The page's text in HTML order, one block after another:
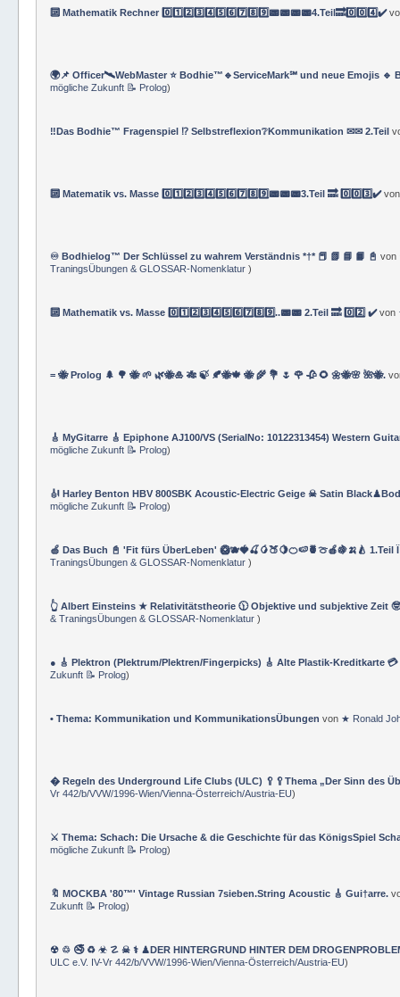
🔟 Mathematik Rechner 0️⃣1️⃣2️⃣3️⃣4️⃣5️⃣6️⃣7️⃣8️⃣9️⃣📟📟📟📟4.Teil🔜0️⃣0️⃣4️⃣✔️
🌍📌 Officer🛰WebMaster ⭐️ Bodhie™🔹ServiceMark℠ und neue Emojis 🔹
mögliche Zukunft 📝 Prolog)
‼️Das Bodhie™ Fragenspiel ⁉️ Selbstreflexion❔Kommunikation ✉✉ 2.Teil
🔟 Matematik vs. Masse 0️⃣1️⃣2️⃣3️⃣4️⃣5️⃣6️⃣7️⃣8️⃣9️⃣📟📟📟3.Teil 🔜 0️⃣0️⃣3️⃣✔️
♾️ Bodhielog™ Der Schlüssel zu wahrem Verständnis *†* 📕 📗 📘 📙 📓von
TraningsÜbungen & GLOSSAR-Nomenklatur)
🔟 Mathematik vs. Masse 0️⃣1️⃣2️⃣3️⃣4️⃣5️⃣6️⃣7️⃣8️⃣9️⃣..📟📟 2.Teil 🔜 0️⃣2️⃣ ✔️von
= 🐝 Prolog 🌲 🌳 🐝 🌱 🌿🐝🎍 🎋 🍃 🍂🐝🍁 🐝 🌾 💐 🌷 🌹 🥀 🌻 🌼🐝🌸 🌺🐝.
🎸 MyGitarre 🎸 Epiphone AJ100/VS (SerialNo: 10122313454) Western
mögliche Zukunft 📝 Prolog)
🎻 Harley Benton HBV 800SBK Acoustic-Electric Geige ☠ Satin
mögliche Zukunft 📝 Prolog)
🍏 Das Buch 📓 'Fit fürs ÜberLeben' 🥝🫐🍓🍒🥭🍑🍋🍊🍉🍍🍈🍎🍇🍌🍐 1.Teil
TraningsÜbungen & GLOSSAR-Nomenklatur)
👆 Albert Einsteins ★ Relativitätstheorie 🕦 Objektive und subjektive Zeit
& TraningsÜbungen & GLOSSAR-Nomenklatur)
● 🎸 Plektron (Plektrum/Plektren/Fingerpicks) 🎸 Alte Plastik-Kreditkarte
Zukunft 📝 Prolog)
• Thema: Kommunikation und KommunikationsÜbungen von ★ Ronald
� Regeln des Underground Life Clubs (ULC) 🥄🥄Thema „Der Sinn des
Vr 442/b/VVW/1996-Wien/Vienna-Österreich/Austria-EU)
⚔ Thema: Schach: Die Ursache & die Geschichte für das KönigsSpiel
mögliche Zukunft 📝 Prolog)
🔖 MOCKBA '80™' Vintage Russian 7sieben.String Acoustic 🎸 Gui†arre.
Zukunft 📝 Prolog)
☢ ♲ 🚭 ♻ ☣ ☡ ☠ ⚕ ♟DER HINTERGRUND HINTER DEM
ULC e.V. IV-Vr 442/b/VVW/1996-Wien/Vienna-Österreich/Austria-EU)